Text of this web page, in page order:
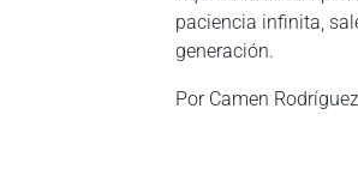
paciencia infinita,
generación.
Por Camen Rodríguez